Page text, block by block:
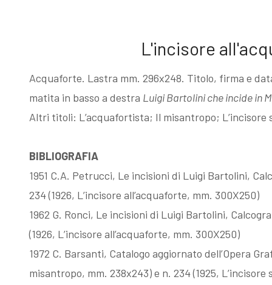
dopo il 1963
I Premi
Martin
pescatore
Giovanni
unici o rari
Acqueforti di
"biondo"
Acqueforti di
genere "nero"
L'incisore
Acquaforte. Lastra mm. 296x248. Titolo, firma e
matita in basso a destra Luigi Bartolini che incide in
Altri titoli: L’acquafortista; Il misantropo; L’incisore
BIBLIOGRAFIA
1951 C.A. Petrucci, Le incisioni di Luigi Bartolini,
234 (1926, L’incisore all’acquaforte, mm. 300X250)
1962 G. Ronci, Le incisioni di Luigi Bartolini,
(1926, L’incisore all’acquaforte, mm. 300X250)
1972 C. Barsanti, Catalogo aggiornato dell’Opera
misantropo, mm. 238x243) e n. 234 (1925,